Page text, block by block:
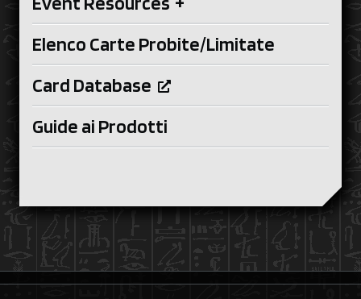
Elenco Carte Probite/Limitate
Card Database
Guide ai Prodotti